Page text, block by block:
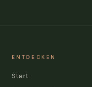
ENTDECKEN
Start